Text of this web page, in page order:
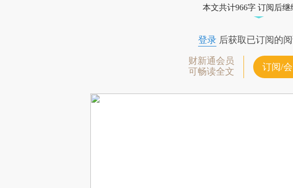
本文共计966字 订阅后继
登录后获取已订阅的
财新通会员
可畅读全文
订阅/